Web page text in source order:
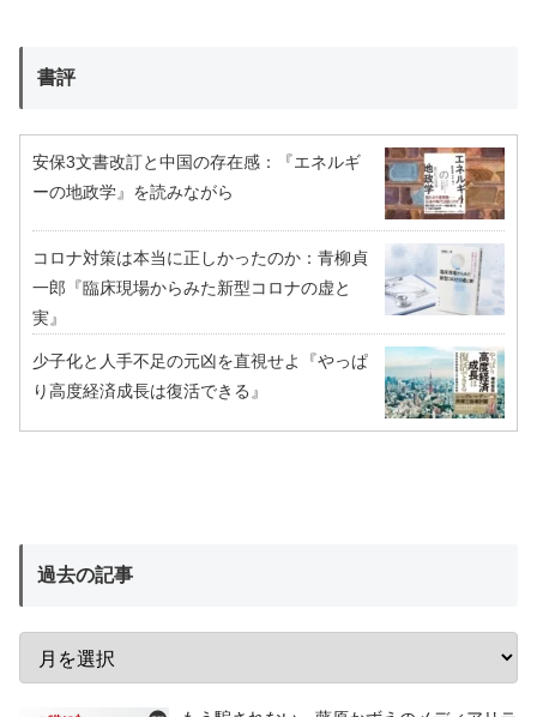
書評
安保3文書改訂と中国の存在感：『エネルギ
ーの地政学』を読みながら
コロナ対策は本当に正しかったのか：青柳貞
一郎『臨床現場からみた新型コロナの虚と
実』
少子化と人手不足の元凶を直視せよ『やっぱ
り高度経済成長は復活できる』
過去の記事